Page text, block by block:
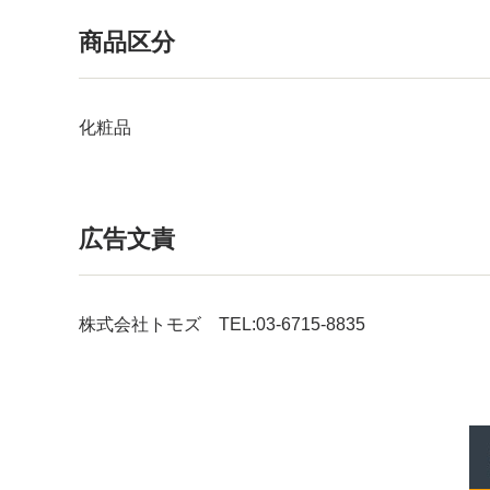
商品区分
化粧品
広告文責
株式会社トモズ TEL:03-6715-8835